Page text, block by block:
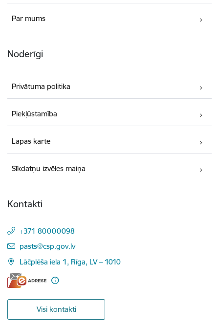
Par mums
Noderīgi
Privātuma politika
Piekļūstamība
Lapas karte
Sīkdatņu izvēles maiņa
Kontakti
+371 80000098
E-pasts:
pasts@csp.gov.lv
Lāčplēša iela 1, Rīga, LV – 1010
Visi kontakti